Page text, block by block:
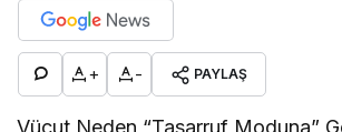
+ - PAYLAŞ
Vücut Neden “Tasarruf Moduna”